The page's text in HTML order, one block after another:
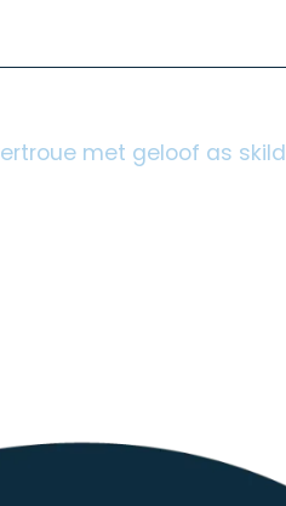
met geloof as skild